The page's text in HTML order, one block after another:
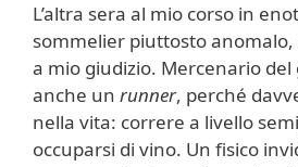
L’altra sera al mio corso in
sommelier piuttosto anomalo,
a mio giudizio. Mercenario del
anche un runner, perché
nella vita: correre a livello
occuparsi di vino. Un fisico